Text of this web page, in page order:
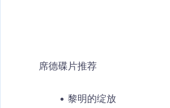
席德碟片推荐
黎明的绽放